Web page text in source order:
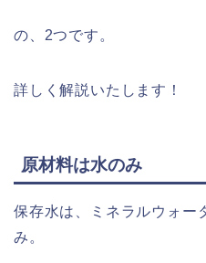
の、2つです。
詳しく解説いたします！
原材料は水のみ
保存水は、ミネラルウォー
み。